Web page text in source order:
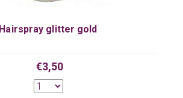
Hairspray glitter gold
€3,50